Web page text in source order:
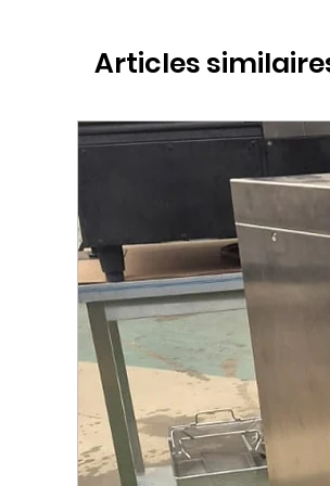
Articles